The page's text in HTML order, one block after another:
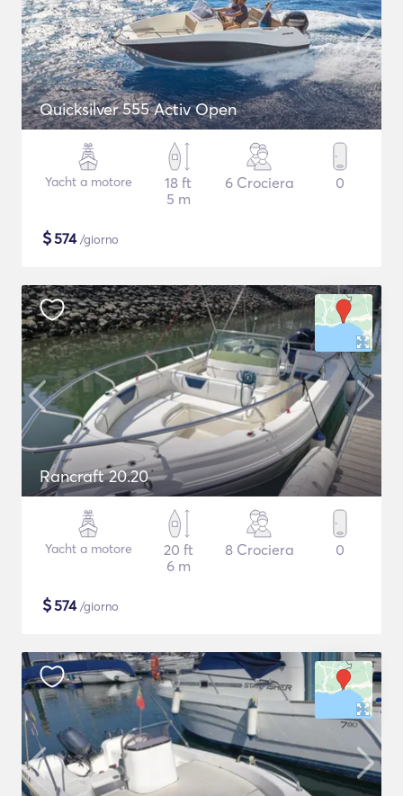
Quicksilver 555 Activ Open
Yacht a motore
18 ft
5 m
6 Crociera 0
$574/giorno
Rancraft 20.20
Yacht a motore
20 ft
6 m
8 Crociera 0
$574/giorno